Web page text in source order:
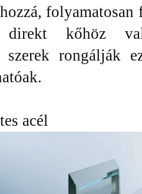
direkt kőhöz
szerek rongálják
acél